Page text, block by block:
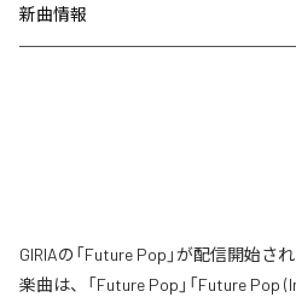
新曲情報
GIRIAの「Future Pop」が配信開始
楽曲は、「Future Pop」「Future Pop